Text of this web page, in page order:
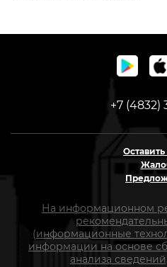
+7 (4832)
На информационном
(информационные
информации на основе
анализа